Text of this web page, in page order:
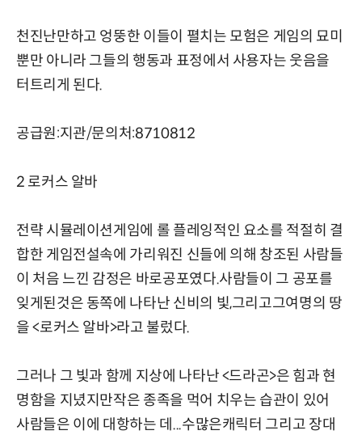
천진난만하고 엉뚱한 이들이 펼치는 모험은 게임의 묘미
뿐만 아니라 그들의 행동과 표정에서 사용자는 웃음을
터트리게 된다.
공급원:지관/문의처:8710812
2 로커스 알바
전략 시뮬레이션게임에 롤 플레잉적인 요소를 적절히 결
합한 게임전설속에 가리워진 신들에 의해 창조된 사람들
이 처음 느낀 감정은 바로공포였다.사람들이 그 공포를
잊게된것은 동쪽에 나타난 신비의 빛,그리고그여명의 땅
을 <로커스 알바>라고 불렀다.
그러나 그 빛과 함께 지상에 나타난 <드라곤>은 힘과 현
명함을 지녔지만작은 종족을 먹어 치우는 습관이 있어
사람들은 이에 대항하는 데...수많은캐릭터 그리고 장대